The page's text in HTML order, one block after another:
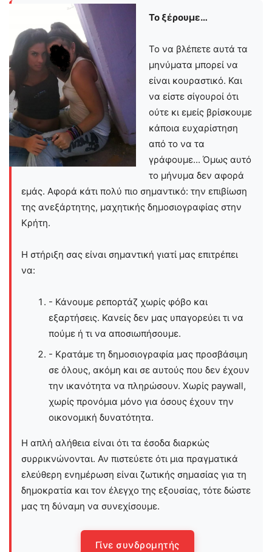
Το ξέρουμε…
Το να βλέπετε αυτά τα
μηνύματα μπορεί να
είναι κουραστικό. Και
να είστε σίγουροί ότι
ούτε κι εμείς βρίσκουμε
κάποια ευχαρίστηση
από το να τα
γράφουμε... Όμως αυτό
το μήνυμα δεν αφορά
εμάς. Αφορά κάτι πολύ πιο σημαντικό: την επιβίωση
της ανεξάρτητης, μαχητικής δημοσιογραφίας στην
Kρήτη.
Η στήριξη σας είναι σημαντική γιατί μας επιτρέπει
να:
- Κάνουμε ρεπορτάζ χωρίς φόβο και
εξαρτήσεις. Κανείς δεν μας υπαγορεύει τι να
πούμε ή τι να αποσιωπήσουμε.
- Κρατάμε τη δημοσιογραφία μας προσβάσιμη
σε όλους, ακόμη και σε αυτούς που δεν έχουν
την ικανότητα να πληρώσουν. Χωρίς paywall,
χωρίς προνόμια μόνο για όσους έχουν την
οικονομική δυνατότητα.
Η απλή αλήθεια είναι ότι τα έσοδα διαρκώς
συρρικνώνονται. Αν πιστεύετε ότι μια πραγματικά
ελεύθερη ενημέρωση είναι ζωτικής σημασίας για τη
δημοκρατία και τον έλεγχο της εξουσίας, τότε δώστε
μας τη δύναμη να συνεχίσουμε.
Γίνε συνδρομητής